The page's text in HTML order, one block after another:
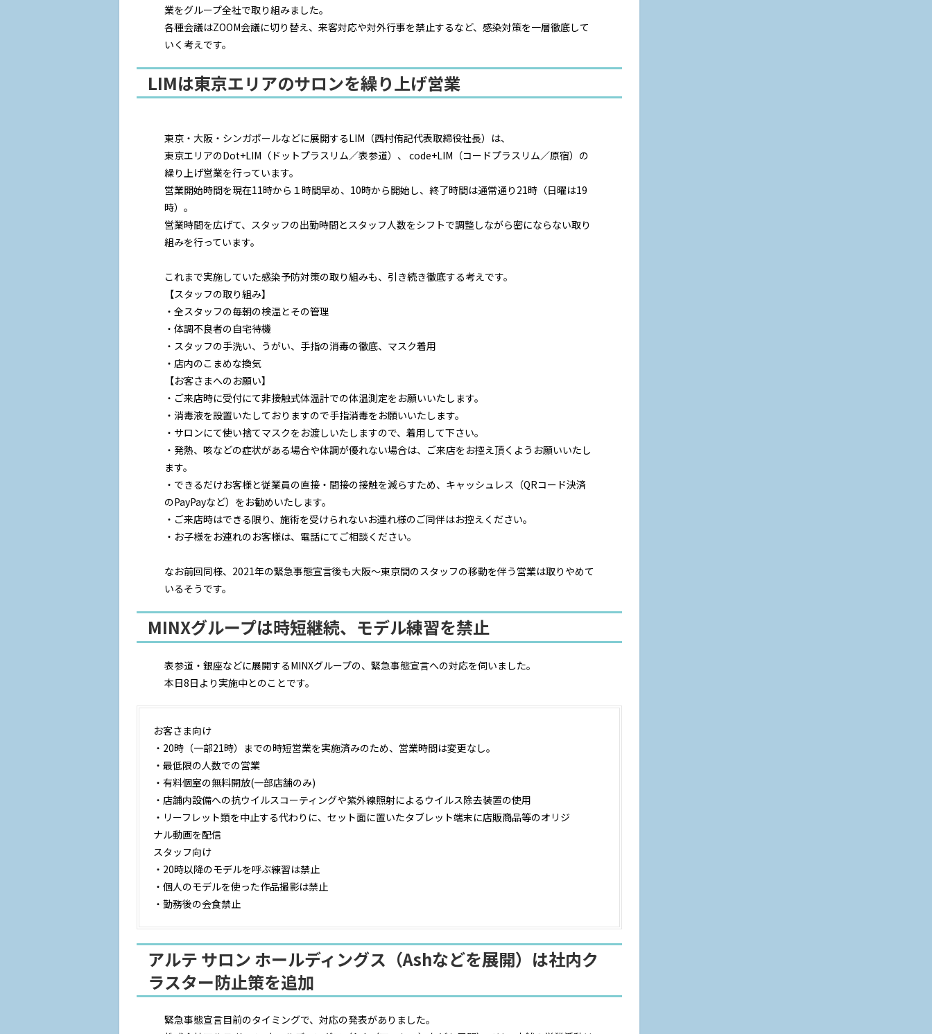
業をグループ全社で取り組みました。
各種会議はZOOM会議に切り替え、来客対応や対外行事を禁止するなど、感染対策を一層徹底して
いく考えです。
LIMは東京エリアのサロンを繰り上げ営業
東京・大阪・シンガポールなどに展開するLIM（西村侑記代表取締役社長）は、
東京エリアのDot+LIM（ドットプラスリム／表参道）、 code+LIM（コードプラスリム／原宿）の
繰り上げ営業を行っています。
営業開始時間を現在11時から１時間早め、10時から開始し、終了時間は通常通り21時（日曜は19
時）。
営業時間を広げて、スタッフの出勤時間とスタッフ人数をシフトで調整しながら密にならない取り
組みを行っています。
これまで実施していた感染予防対策の取り組みも、引き続き徹底する考えです。
【スタッフの取り組み】
・全スタッフの毎朝の検温とその管理
・体調不良者の自宅待機
・スタッフの手洗い、うがい、手指の消毒の徹底、マスク着用
・店内のこまめな換気
【お客さまへのお願い】
・ご来店時に受付にて非接触式体温計での体温測定をお願いいたします。
・消毒液を設置いたしておりますので手指消毒をお願いいたします。
・サロンにて使い捨てマスクをお渡しいたしますので、着用して下さい。
・発熱、咳などの症状がある場合や体調が優れない場合は、ご来店をお控え頂くようお願いいたし
ます。
・できるだけお客様と従業員の直接・間接の接触を減らすため、キャッシュレス（QRコード決済
のPayPayなど）をお勧めいたします。
・ご来店時はできる限り、施術を受けられないお連れ様のご同伴はお控えください。
・お子様をお連れのお客様は、電話にてご相談ください。
なお前回同様、2021年の緊急事態宣言後も大阪〜東京間のスタッフの移動を伴う営業は取りやめて
いるそうです。
MINXグループは時短継続、モデル練習を禁止
表参道・銀座などに展開するMINXグループの、緊急事態宣言への対応を伺いました。
本日8日より実施中とのことです。
お客さま向け
・20時（一部21時）までの時短営業を実施済みのため、営業時間は変更なし。
・最低限の人数での営業
・有料個室の無料開放(一部店舗のみ)
・店舗内設備への抗ウイルスコーティングや紫外線照射によるウイルス除去装置の使用
・リーフレット類を中止する代わりに、セット面に置いたタブレット端末に店販商品等のオリジ
ナル動画を配信
スタッフ向け
・20時以降のモデルを呼ぶ練習は禁止
・個人のモデルを使った作品撮影は禁止
・勤務後の会食禁止
アルテ サロン ホールディングス（Ashなどを展開）は社内ク
ラスター防止策を追加
緊急事態宣言目前のタイミングで、対応の発表がありました。